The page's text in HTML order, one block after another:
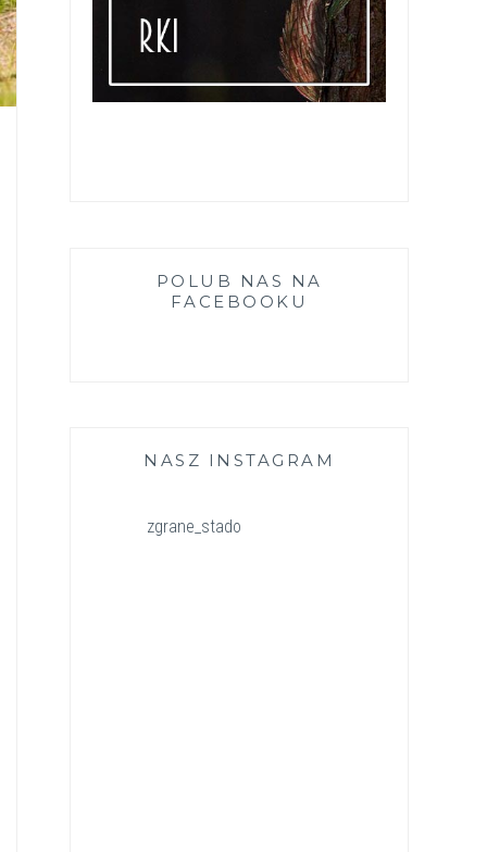
POLUB NAS NA
FACEBOOKU
NASZ INSTAGRAM
zgrane_stado